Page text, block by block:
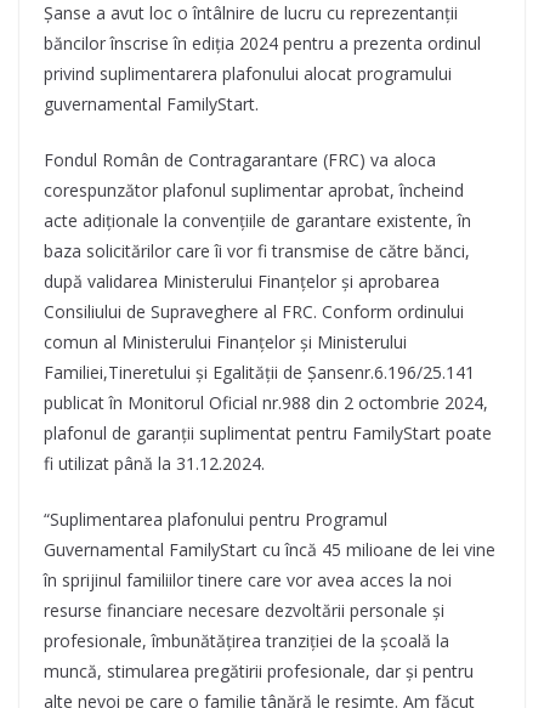
Șanse a avut loc o întâlnire de lucru cu reprezentanții
băncilor înscrise în ediția 2024 pentru a prezenta ordinul
privind suplimentarera plafonului alocat programului
guvernamental FamilyStart.
Fondul Român de Contragarantare (FRC) va aloca
corespunzător plafonul suplimentar aprobat, încheind
acte adiționale la convențiile de garantare existente, în
baza solicitărilor care îi vor fi transmise de către bănci,
după validarea Ministerului Finanțelor și aprobarea
Consiliului de Supraveghere al FRC. Conform ordinului
comun al Ministerului Finanțelor și Ministerului
Familiei,Tineretului și Egalității de Șansenr.6.196/25.141
publicat în Monitorul Oficial nr.988 din 2 octombrie 2024,
plafonul de garanții suplimentat pentru FamilyStart poate
fi utilizat până la 31.12.2024.
“Suplimentarea plafonului pentru Programul
Guvernamental FamilyStart cu încă 45 milioane de lei vine
în sprijinul familiilor tinere care vor avea acces la noi
resurse financiare necesare dezvoltării personale și
profesionale, îmbunătățirea tranziției de la școală la
muncă, stimularea pregătirii profesionale, dar și pentru
alte nevoi pe care o familie tânără le resimte. Am făcut